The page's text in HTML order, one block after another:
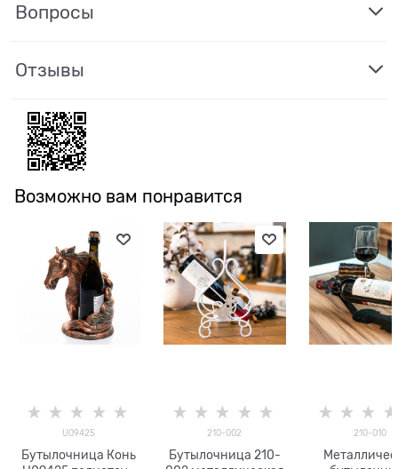
Вопросы
Отзывы
Возможно вам понравится
U09425
Бутылочница Конь
210-002
Бутылочница 210-
210-010